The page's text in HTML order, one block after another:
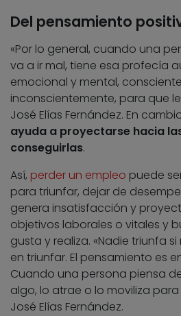
Del pensamiento
«Por lo general, cuando una
va a ir mal, tiene esa profecía
emocional y mental,
inconscientemente, para que
José Elías Fernández. En
ayuda a proyectarse hacia
conseguirlas.
Así, perder un empleo puede
para triunfar, dejar de
genera insatisfacción y
objetivos laborales o vitales y
gusta y realiza. «Nadie triunfa
en triunfar. El pensamiento es
Cuando una persona piensa
algo, lo atrae o lo moviliza
José Elías Fernández.